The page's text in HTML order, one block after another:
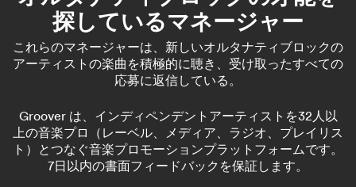
探しているマネージャー
これらのマネージャーは、新しいオルタナティブロックの
アーティストの楽曲を積極的に聴き、受け取ったすべての
応募に返信している。
Groover は、インディペンデントアーティストを32人以
上の音楽プロ（レーベル、メディア、ラジオ、プレイリス
ト）とつなぐ音楽プロモーションプラットフォームです。
7日以内の書面フィードバックを保証します。